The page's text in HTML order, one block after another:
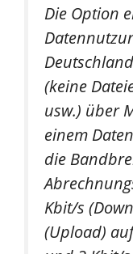
Die Option
(keine
usw.) über
einem
die
Kbit/s
(Upload)